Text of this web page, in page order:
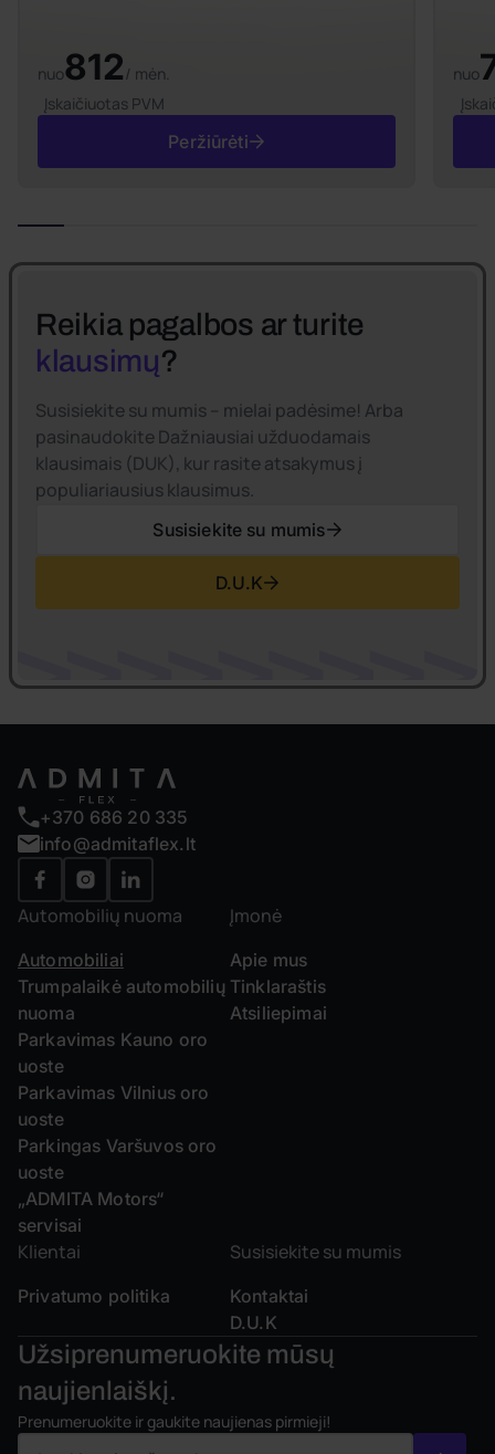
nuo812/ mėn.
Įskaičiuotas PVM
Peržiūrėti
nuo
Reikia pagalbos ar turite
klausimų?
Susisiekite su mumis – mielai padėsime! Arba
pasinaudokite Dažniausiai užduodamais
klausimais (DUK), kur rasite atsakymus į
populiariausius klausimus.
Susisiekite su mumis
D.U.K
+370 686 20 335
info@admitaflex.lt
Automobilių nuoma
Automobiliai
Trumpalaikė automobilių
nuoma
Parkavimas Kauno oro
uoste
Parkavimas Vilnius oro
uoste
Parkingas Varšuvos oro
uoste
„ADMITA Motors“
servisai
Įmonė
Apie mus
Tinklaraštis
Atsiliepimai
Klientai
Privatumo politika
Susisiekite su mumis
Kontaktai
D.U.K
Užsiprenumeruokite mūsų
naujienlaiškį.
Prenumeruokite ir gaukite naujienas pirmieji!